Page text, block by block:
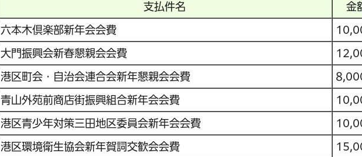
支払件名 金
六本木倶楽部新年会会費
大門振興会新春懇親会会費
港区町会・自治会連合会新年懇親会会費
青山外苑前商店街振興組合新年会会費
港区青少年対策三田地区委員会新年会会費
港区環境衛生協会新年賀詞交歓会会費